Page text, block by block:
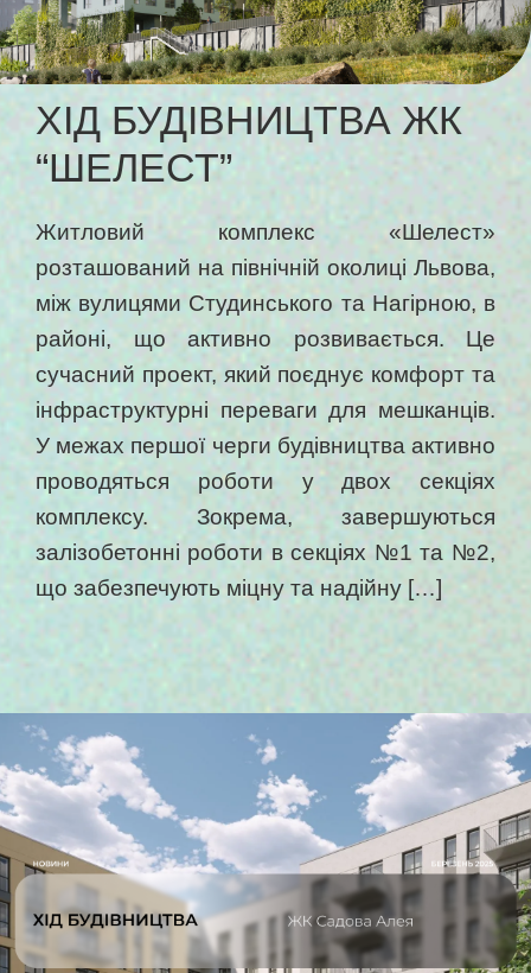
ХІД БУДІВНИЦТВА ЖК
“ШЕЛЕСТ”
Житловий комплекс «Шелест»
розташований на північній околиці Львова,
між вулицями Студинського та Нагірною, в
районі, що активно розвивається. Це
сучасний проект, який поєднує комфорт та
інфраструктурні переваги для мешканців.
У межах першої черги будівництва активно
проводяться роботи у двох секціях
комплексу. Зокрема, завершуються
залізобетонні роботи в секціях №1 та №2,
що забезпечують міцну та надійну […]